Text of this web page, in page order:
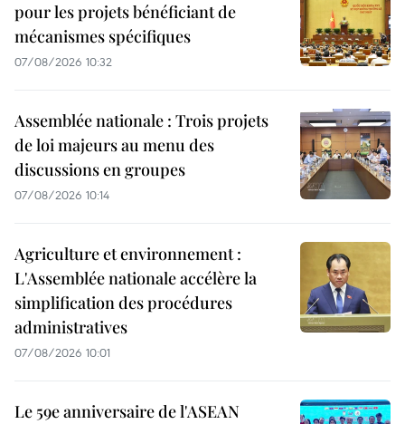
pour les projets bénéficiant de
mécanismes spécifiques
07/08/2026 10:32
Assemblée nationale : Trois projets
de loi majeurs au menu des
discussions en groupes
07/08/2026 10:14
Agriculture et environnement :
L'Assemblée nationale accélère la
simplification des procédures
administratives
07/08/2026 10:01
Le 59e anniversaire de l'ASEAN